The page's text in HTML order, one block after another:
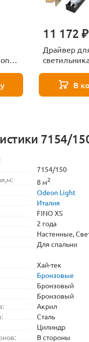
11 172 ₽
Драйвер
светильника
357785BR
В
7154/
7154/150
8 м2
Odeon Light
Италия
FINO XS
2 года
Настенные,
Для спальни
Хай-тек
Бронзовые
Бронзовый
Бронзовый
Акрил
Сталь
Цилиндр
В стороны